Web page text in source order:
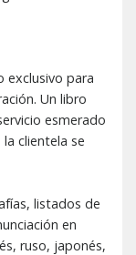
exclusivo para
Un libro
esmerado
clientela se
listados de
en
ruso, japonés,